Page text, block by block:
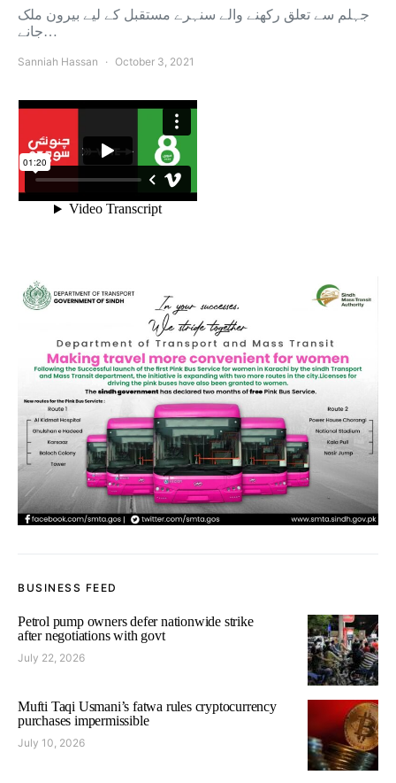
جہلم سے تعلق رکھنے والے سنہرے مستقبل کے لیے بیرون ملک
جانے…
Sanniah Hassan October 3, 2021
BUSINESS FEED
Petrol pump owners defer nationwide strike
after negotiations with govt
July 22, 2026
Mufti Taqi Usmani’s fatwa rules cryptocurrency
purchases impermissible
July 10, 2026